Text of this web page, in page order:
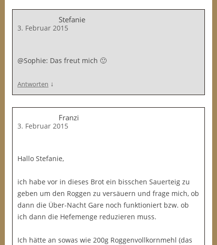
Stefanie
3. Februar 2015
@Sophie: Das freut mich 🙂
Antworten ↓
Franzi
3. Februar 2015
Hallo Stefanie,
ich habe vor in dieses Brot ein bisschen Sauerteig zu
geben um den Roggen zu versäuern und frage mich, ob
dann die Über-Nacht Gare noch funktioniert bzw. ob
ich dann die Hefemenge reduzieren muss.
Ich hätte an sowas wie 200g Roggenvollkornmehl (das